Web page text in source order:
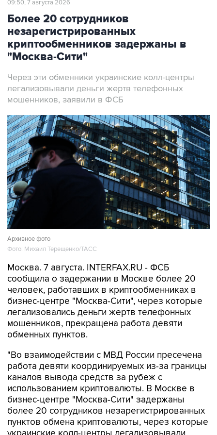
09:50, 7 августа 2026
Более 20 сотрудников
незарегистрированных
криптообменников задержаны в
"Москва-Сити"
Через эти обменники украинские колл-центры
легализовывали деньги жертв телефонных
мошенников, заявили в ФСБ
Архивное фото
Фото: Михаил Терещенко/ТАСС
Москва. 7 августа. INTERFAX.RU - ФСБ
сообщила о задержании в Москве более 20
человек, работавших в криптообменниках в
бизнес-центре "Москва-Сити", через которые
легализовались деньги жертв телефонных
мошенников, прекращена работа девяти
обменных пунктов.
"Во взаимодействии с МВД России пресечена
работа девяти координируемых из-за границы
каналов вывода средств за рубеж с
использованием криптовалюты. В Москве в
бизнес-центре "Москва-Сити" задержаны
более 20 сотрудников незарегистрированных
пунктов обмена криптовалюты, через которые